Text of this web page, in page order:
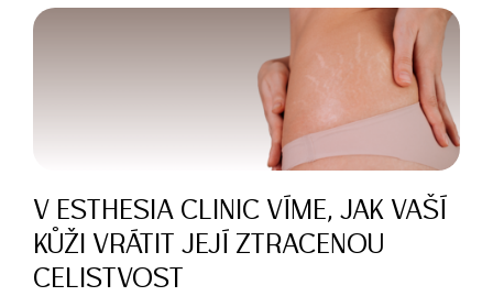
V ESTHESIA CLINIC VÍME, JAK VAŠÍ
KŮŽI VRÁTIT JEJÍ ZTRACENOU
CELISTVOST